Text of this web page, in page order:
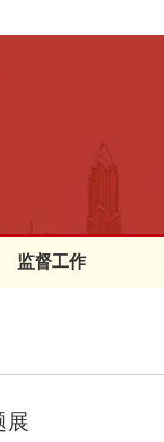
监督工作
展